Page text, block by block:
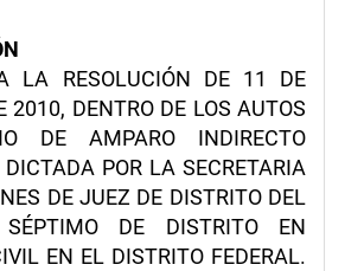
LA RESOLUCIÓN DE 11 DE
2010, DENTRO DE LOS AUTOS
DE AMPARO INDIRECTO
POR LA SECRETARIA
DE JUEZ DE DISTRITO DEL
SÉPTIMO DE DISTRITO EN
EN EL DISTRITO FEDERAL.